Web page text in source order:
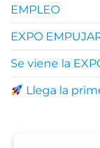
EMPLEO
EXPO
Se viene la
Llega la